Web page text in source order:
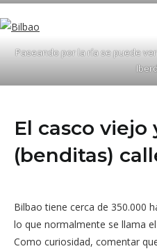
Paseando por la ría se puede
El casco viejo
(benditas)
Bilbao tiene cerca de 350.000
lo que normalmente se llama
Como curiosidad, comentar